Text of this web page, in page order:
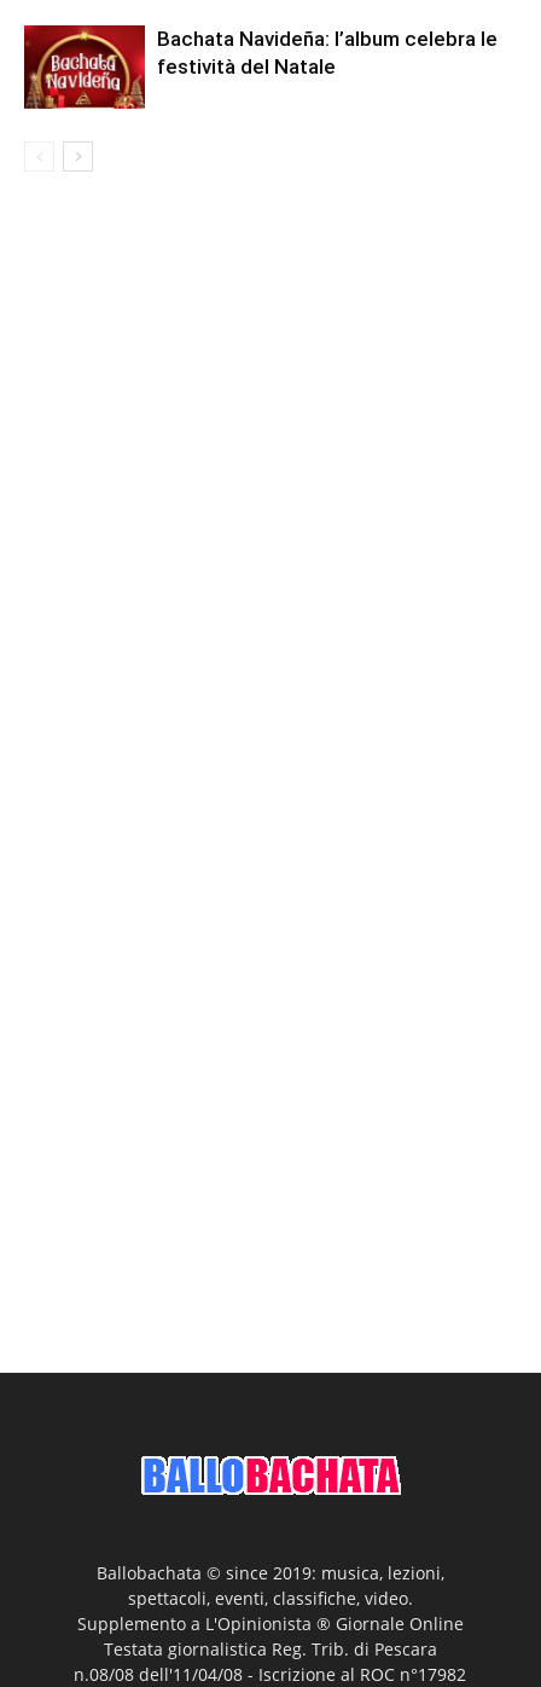
Bachata Navideña: l’album celebra le
festività del Natale
Ballobachata © since 2019: musica, lezioni,
spettacoli, eventi, classifiche, video.
Supplemento a L'Opinionista ® Giornale Online
Testata giornalistica Reg. Trib. di Pescara
n.08/08 dell'11/04/08 - Iscrizione al ROC n°17982